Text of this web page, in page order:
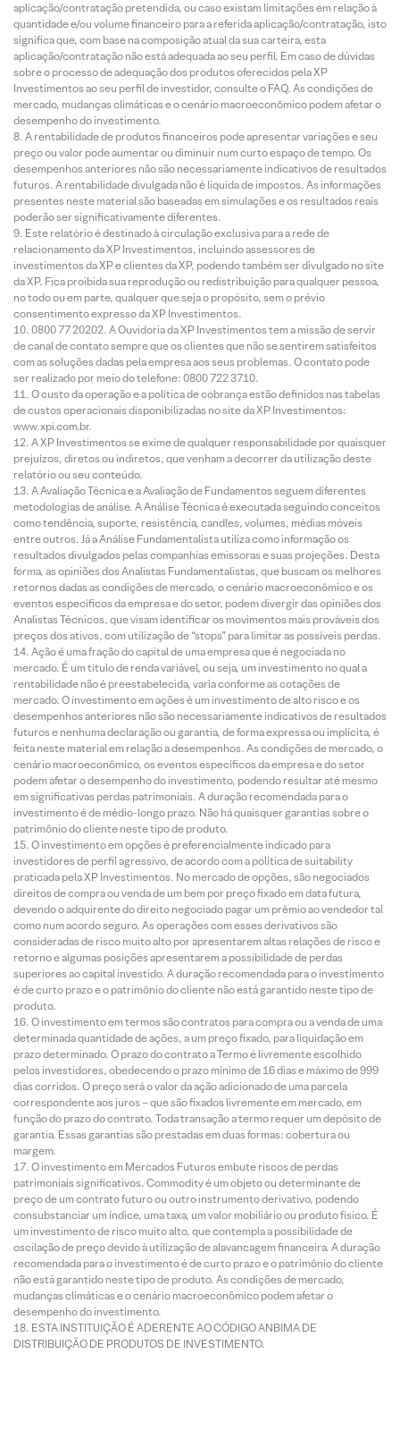
aplicação/contratação pretendida, ou caso existam limitações em relação à
quantidade e/ou volume financeiro para a referida aplicação/contratação, isto
significa que, com base na composição atual da sua carteira, esta
aplicação/contratação não está adequada ao seu perfil. Em caso de dúvidas
sobre o processo de adequação dos produtos oferecidos pela XP
Investimentos ao seu perfil de investidor, consulte o FAQ. As condições de
mercado, mudanças climáticas e o cenário macroeconômico podem afetar o
desempenho do investimento.
A rentabilidade de produtos financeiros pode apresentar variações e seu
preço ou valor pode aumentar ou diminuir num curto espaço de tempo. Os
desempenhos anteriores não são necessariamente indicativos de resultados
futuros. A rentabilidade divulgada não é líquida de impostos. As informações
presentes neste material são baseadas em simulações e os resultados reais
poderão ser significativamente diferentes.
Este relatório é destinado à circulação exclusiva para a rede de
relacionamento da XP Investimentos, incluindo assessores de
investimentos da XP e clientes da XP, podendo também ser divulgado no site
da XP. Fica proibida sua reprodução ou redistribuição para qualquer pessoa,
no todo ou em parte, qualquer que seja o propósito, sem o prévio
consentimento expresso da XP Investimentos.
0800 77 20202. A Ouvidoria da XP Investimentos tem a missão de servir
de canal de contato sempre que os clientes que não se sentirem satisfeitos
com as soluções dadas pela empresa aos seus problemas. O contato pode
ser realizado por meio do telefone: 0800 722 3710.
O custo da operação e a política de cobrança estão definidos nas tabelas
de custos operacionais disponibilizadas no site da XP Investimentos:
www.xpi.com.br.
A XP Investimentos se exime de qualquer responsabilidade por quaisquer
prejuízos, diretos ou indiretos, que venham a decorrer da utilização deste
relatório ou seu conteúdo.
A Avaliação Técnica e a Avaliação de Fundamentos seguem diferentes
metodologias de análise. A Análise Técnica é executada seguindo conceitos
como tendência, suporte, resistência, candles, volumes, médias móveis
entre outros. Já a Análise Fundamentalista utiliza como informação os
resultados divulgados pelas companhias emissoras e suas projeções. Desta
forma, as opiniões dos Analistas Fundamentalistas, que buscam os melhores
retornos dadas as condições de mercado, o cenário macroeconômico e os
eventos específicos da empresa e do setor, podem divergir das opiniões dos
Analistas Técnicos, que visam identificar os movimentos mais prováveis dos
preços dos ativos, com utilização de “stops” para limitar as possíveis perdas.
Ação é uma fração do capital de uma empresa que é negociada no
mercado. É um título de renda variável, ou seja, um investimento no qual a
rentabilidade não é preestabelecida, varia conforme as cotações de
mercado. O investimento em ações é um investimento de alto risco e os
desempenhos anteriores não são necessariamente indicativos de resultados
futuros e nenhuma declaração ou garantia, de forma expressa ou implícita, é
feita neste material em relação a desempenhos. As condições de mercado, o
cenário macroeconômico, os eventos específicos da empresa e do setor
podem afetar o desempenho do investimento, podendo resultar até mesmo
em significativas perdas patrimoniais. A duração recomendada para o
investimento é de médio-longo prazo. Não há quaisquer garantias sobre o
patrimônio do cliente neste tipo de produto.
O investimento em opções é preferencialmente indicado para
investidores de perfil agressivo, de acordo com a política de suitability
praticada pela XP Investimentos. No mercado de opções, são negociados
direitos de compra ou venda de um bem por preço fixado em data futura,
devendo o adquirente do direito negociado pagar um prêmio ao vendedor tal
como num acordo seguro. As operações com esses derivativos são
consideradas de risco muito alto por apresentarem altas relações de risco e
retorno e algumas posições apresentarem a possibilidade de perdas
superiores ao capital investido. A duração recomendada para o investimento
é de curto prazo e o patrimônio do cliente não está garantido neste tipo de
produto.
O investimento em termos são contratos para compra ou a venda de uma
determinada quantidade de ações, a um preço fixado, para liquidação em
prazo determinado. O prazo do contrato a Termo é livremente escolhido
pelos investidores, obedecendo o prazo mínimo de 16 dias e máximo de 999
dias corridos. O preço será o valor da ação adicionado de uma parcela
correspondente aos juros – que são fixados livremente em mercado, em
função do prazo do contrato. Toda transação a termo requer um depósito de
garantia. Essas garantias são prestadas em duas formas: cobertura ou
margem.
O investimento em Mercados Futuros embute riscos de perdas
patrimoniais significativos. Commodity é um objeto ou determinante de
preço de um contrato futuro ou outro instrumento derivativo, podendo
consubstanciar um índice, uma taxa, um valor mobiliário ou produto físico. É
um investimento de risco muito alto, que contempla a possibilidade de
oscilação de preço devido à utilização de alavancagem financeira. A duração
recomendada para o investimento é de curto prazo e o patrimônio do cliente
não está garantido neste tipo de produto. As condições de mercado,
mudanças climáticas e o cenário macroeconômico podem afetar o
desempenho do investimento.
ESTA INSTITUIÇÃO É ADERENTE AO CÓDIGO ANBIMA DE
DISTRIBUIÇÃO DE PRODUTOS DE INVESTIMENTO.